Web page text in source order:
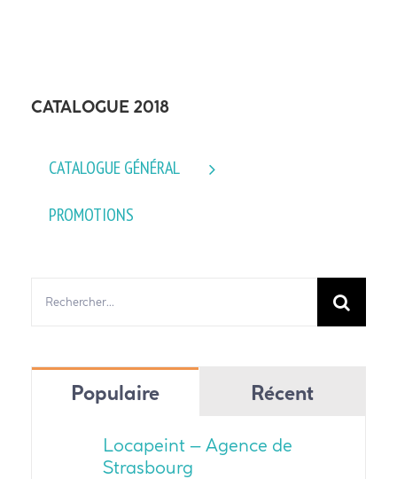
CATALOGUE 2018
CATALOGUE GÉNÉRAL
PROMOTIONS
Populaire Récent
Locapeint – Agence de
Strasbourg